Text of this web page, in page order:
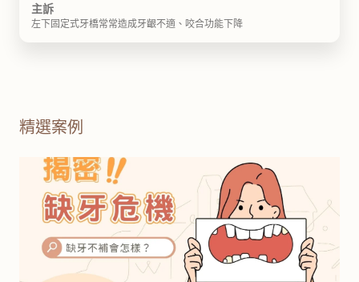
主訴
左下固定式牙橋常常造成牙齦不適、咬合功能下降
精選案例